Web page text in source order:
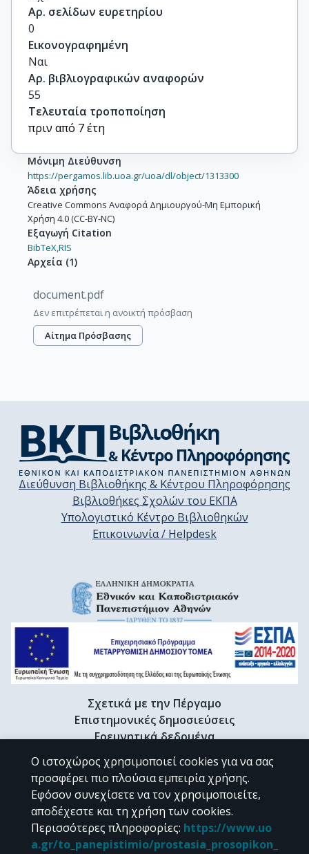
Αρ. σελίδων ευρετηρίου
0
Εικονογραφημένη
Ναι
Αρ. βιβλιογραφικών αναφορών
55
Τελευταία τροποποίηση
πριν από 7 έτη
Μόνιμη Διεύθυνση
https://pergamos.lib.uoa.gr/uoa/dl/object/1313300
Άδεια χρήσης
Creative Commons Αναφορά Δημιουργού-Μη Εμπορική
Χρήση 4.0 (CC-BY-NC)
Εξαγωγή Citation
BibTeX,RIS
Αρχεία (1)
document.pdf
Δεν επιτρέπεται η ανοικτή πρόσβαση
Αίτημα Πρόσβασης
Διεύθυνση Βιβλιοθήκης & Κέντρου Πληροφόρησης
Βιβλιοθήκες Σχολών του ΕΚΠΑ
Υπολογιστικό Κέντρο Βιβλιοθηκών
Επικοινωνία / Helpdesk
Σχετικά με την Πέργαμο
Επιστημονικές δημοσιεύσεις
Ερευνητικά δεδομένα
Διδακτορικές διατριβές & Γκρίζα βιβλιογραφία
Προφίλ Ερευνητή
CC BY-NC 4.0
Ο ιστοχώρος χρησιμοποιεί cookies για να σας
προσφέρει πιο πλούσια εμπειρία χρήσης.
Εφόσον συνεχίσετε να τον χρησιμοποιείτε,
αποδέχεστε και τη χρήση των cookies.
Περισσότερες πληροφορίες: https://www.uo
a.gr/to_panepistimio/prostasia_prosopikon_